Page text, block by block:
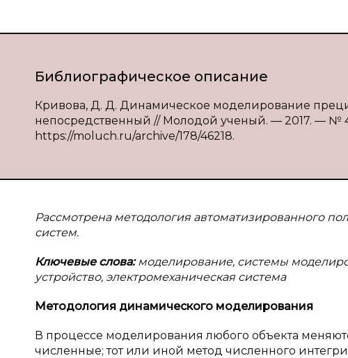
Библиографическое описание
Кривова, Д. Д. Динамическое моделирование
непосредственный // Молодой ученый. — 2017. — №
https://moluch.ru/archive/178/46218.
Рассмотрена методология автоматизированного
систем.
Ключевые слова:моделирование, системы
устройство, электромеханическая система
Методология динамического моделирования
В процессе моделирования любого объекта
численные; тот или иной метод численного